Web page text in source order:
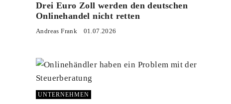
Drei Euro Zoll werden den deutschen
Onlinehandel nicht retten
Andreas Frank 01.07.2026
UNTERNEHMEN